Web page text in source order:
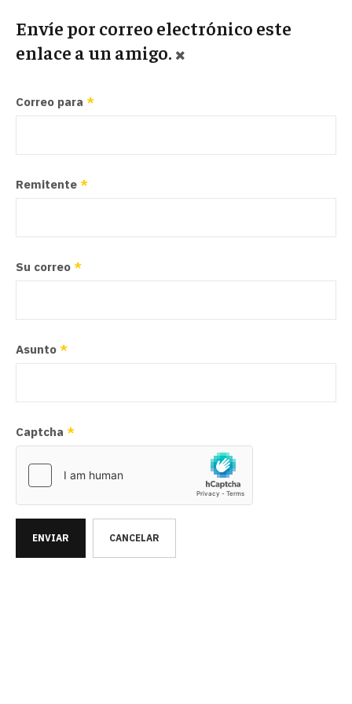
Envíe por correo electrónico este
enlace a un amigo.
Correo para *
Remitente *
Su correo *
Asunto *
Captcha *
ENVIAR CANCELAR